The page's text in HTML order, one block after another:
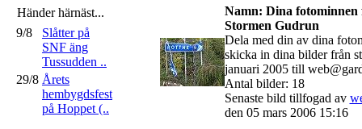
Händer härnäst...
9/8
Slåtter på
SNF äng
Tussudden ..
29/8 Årets
hembygdsfest
på Hoppet (..
Namn: Dina fotominnen
Stormen Gudrun
Dela med din av dina
skicka in dina bilder från
januari 2005 till
Antal bilder: 18
Senaste bild tillfogad av
den 05 mars 2006 15:16